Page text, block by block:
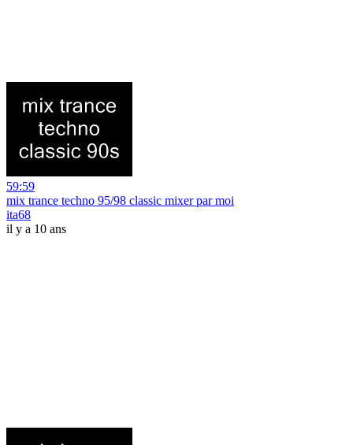
59:59
mix trance techno 95/98 classic mixer par moi
ita68
il y a 10 ans